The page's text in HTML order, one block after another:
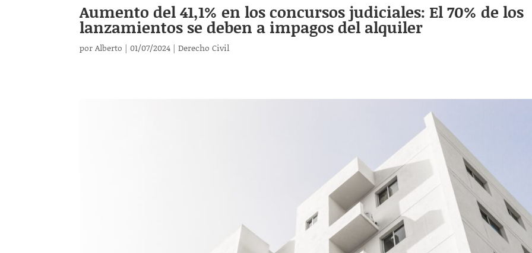
Aumento del 41,1% en los concursos judiciales: El 70% de los
lanzamientos se deben a impagos del alquiler
porAlberto |01/07/2024 |Derecho Civil